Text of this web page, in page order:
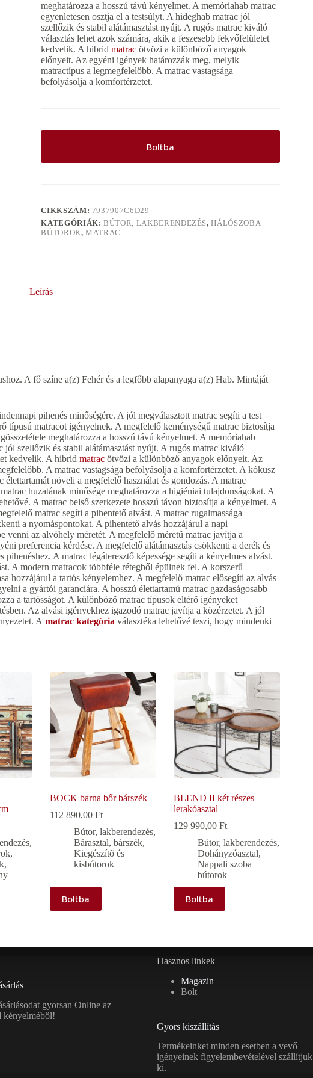
meghatározza a hosszú távú kényelmet. A memóriahab matrac
egyenletesen osztja el a testsúlyt. A hideghab matrac jól
szellőzik és stabil alátámasztást nyújt. A rugós matrac kiváló
választás lehet azok számára, akik a feszesebb fekvőfelületet
kedvelik. A hibridmatrac ötvözi a különböző anyagok
előnyeit. Az egyéni igények határozzák meg, melyik
matractípus a legmegfelelőbb. A matrac vastagsága
befolyásolja a komfortérzetet.
Boltba
CIKKSZÁM: 7937907C6D29
KATEGÓRIÁK:BÚTOR, LAKBERENDEZÉS,HÁLÓSZOBA
BÚTOROK,MATRAC
Leírás
A fő színe a(z) Fehér és a legfőbb alapanyaga a(z) Hab. Mintáját
pihenés minőségére. A jól megválasztott matrac segíti a test
típusú matracot igényelnek. A megfelelő keménységű matrac biztosítja
meghatározza a hosszú távú kényelmet. A memóriahab
jól szellőzik és stabil alátámasztást nyújt. A rugós matrac kiváló
kedvelik. A hibrid matrac ötvözi a különböző anyagok előnyeit. Az
A matrac vastagsága befolyásolja a komfortérzetet. A kókusz
növeli a megfelelő használat és gondozás. A matrac
huzatának minősége meghatározza a higiéniai tulajdonságokat. A
A matrac belső szerkezete hosszú távon biztosítja a kényelmet. A
matrac segíti a pihentető alvást. A matrac rugalmassága
a nyomáspontokat. A pihentető alvás hozzájárul a napi
venni az alvóhely méretét. A megfelelő méretű matrac javítja a
preferencia kérdése. A megfelelő alátámasztás csökkenti a derék és
pihenéshez. A matrac légáteresztő képessége segíti a kényelmes alvást.
A modern matracok többféle rétegből épülnek fel. A korszerű
hozzájárul a tartós kényelemhez. A megfelelő matrac elősegíti az alvás
a gyártói garanciára. A hosszú élettartamú matrac gazdaságosabb
a tartósságot. A különböző matrac típusok eltérő igényeket
Az alvási igényekhez igazodó matrac javítja a közérzetet. A jól
A matrac kategória választéka lehetővé teszi, hogy mindenki
,
,
BOCK barna bőr bárszék
112 890,00Ft
Bútor, lakberendezés,
Bárasztal, bárszék,
Kiegészítõ és
kisbútorok
Boltba
BLEND II két részes
lerakóasztal
129 990,00Ft
Bútor, lakberendezés,
Dohányzóasztal,
Nappali szoba
bútorok
Boltba
gyorsan Online az
kényelméből!
Hasznos linkek
Magazin
Bolt
Gyors kiszállítás
Termékeinket minden esetben a vevő
igényeinek figyelembevételével szállítjuk
ki.